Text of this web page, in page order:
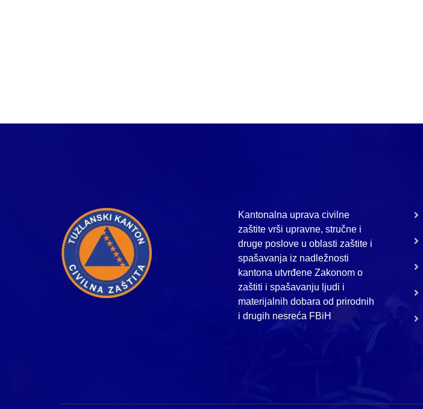
Kantonalna uprava civilne
zaštite vrši upravne, stručne i
druge poslove u oblasti zaštite i
spašavanja iz nadležnosti
kantona utvrđene Zakonom o
zaštiti i spašavanju ljudi i
materijalnih dobara od prirodnih
i drugih nesreća FBiH